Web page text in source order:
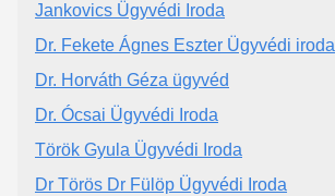
Jankovics Ügyvédi Iroda
Dr. Fekete Ágnes Eszter Ügyvédi iroda
Dr. Horváth Géza ügyvéd
Dr. Ócsai Ügyvédi Iroda
Török Gyula Ügyvédi Iroda
Dr Törös Dr Fülöp Ügyvédi Iroda